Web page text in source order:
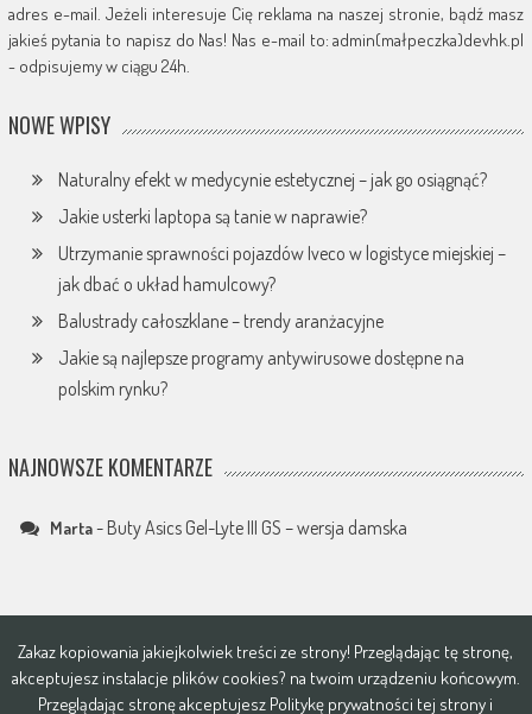
adres e-mail. Jeżeli interesuje Cię reklama na naszej stronie, bądź masz
jakieś pytania to napisz do Nas! Nas e-mail to: admin(małpeczka)devhk.pl
- odpisujemy w ciągu 24h.
NOWE WPISY
Naturalny efekt w medycynie estetycznej – jak go osiągnąć?
Jakie usterki laptopa są tanie w naprawie?
Utrzymanie sprawności pojazdów Iveco w logistyce miejskiej –
jak dbać o układ hamulcowy?
Balustrady całoszklane – trendy aranżacyjne
Jakie są najlepsze programy antywirusowe dostępne na
polskim rynku?
NAJNOWSZE KOMENTARZE
Marta- Buty Asics Gel-Lyte III GS – wersja damska
Zakaz kopiowania jakiejkolwiek treści ze strony! Przeglądając tę stronę,
akceptujesz instalacje plików cookies? na twoim urządzeniu końcowym.
Przeglądając stronę akceptujesz Politykę prywatności tej strony i